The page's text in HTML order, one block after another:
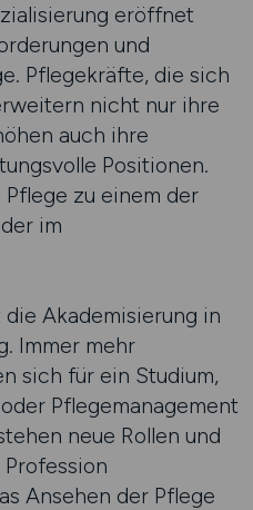
eröffnet
und
Pflegekräfte, die sich
nicht nur ihre
auch ihre
Positionen.
zu einem der
im
Akademisierung in
Immer mehr
sich für ein Studium,
Pflegemanagement
neue Rollen und
Ansehen der Pflege